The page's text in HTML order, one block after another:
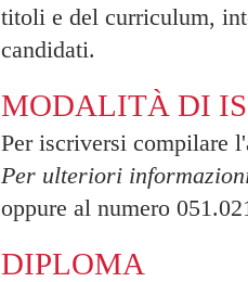
titoli e del curriculum,
candidati.
MODALITÀ DI
Per iscriversi compilare
Per ulteriori
oppure al numero
DIPLOMA